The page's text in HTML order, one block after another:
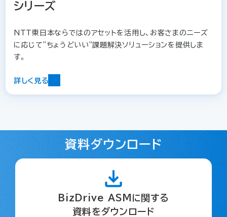
シリーズ
NTT東日本ならではのアセットを活用し、お客さまのニーズ
に応じて"ちょうどいい"課題解決ソリューションを提供しま
す。
詳しく見る
資料ダウンロード
BizDrive ASMに関する
資料をダウンロード